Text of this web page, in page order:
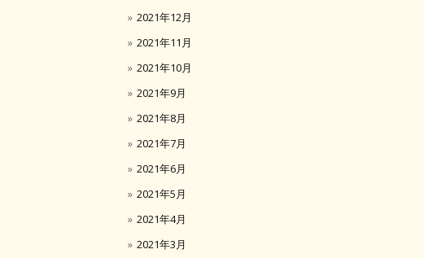
2021年12月
2021年11月
2021年10月
2021年9月
2021年8月
2021年7月
2021年6月
2021年5月
2021年4月
2021年3月